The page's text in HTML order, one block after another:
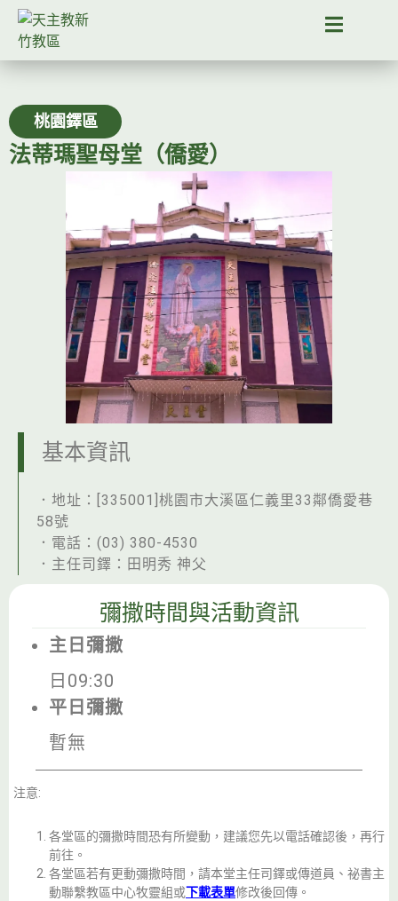
桃園鐸區
法蒂瑪聖母堂（僑愛）
基本資訊
．地址：[335001]桃園市大溪區仁義里33鄰僑愛巷
58號
．電話：(03) 380-4530
．主任司鐸：田明秀 神父
彌撒時間與活動資訊
主日彌撒
日09:30
平日彌撒
暫無
注意:
各堂區的彌撒時間恐有所變動，建議您先以電話確認後，再行
前往。
各堂區若有更動彌撒時間，請本堂主任司鐸或傳道員、祕書主
動聯繫教區中心牧靈組或下載表單修改後回傳。